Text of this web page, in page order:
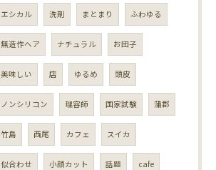
エシカル 洗剤 まとまり ふわゆる
無造作ヘア ナチュラル お団子
美味しい 店 ゆるめ 頭皮
ノンシリコン 理容師 国家試験 蒲郡
竹島 西尾 カフェ スイカ
似合わせ 小顔カット 話題 cafe